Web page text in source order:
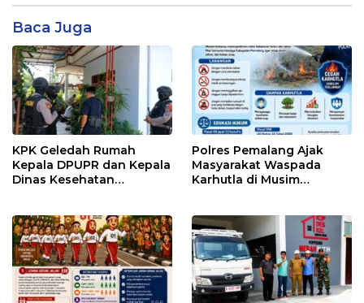
Baca Juga
KPK Geledah Rumah
Kepala DPUPR dan Kepala
Dinas Kesehatan
Polres Pemalang Ajak
Masyarakat Waspada
Karhutla di Musim